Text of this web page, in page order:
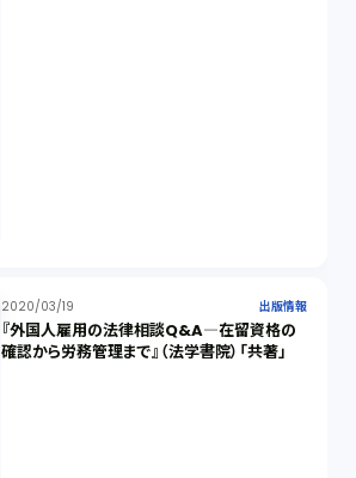
2020/03/19 出版情報
『外国人雇用の法律相談Q&A―在留資格の
確認から労務管理まで』（法学書院）「共著」